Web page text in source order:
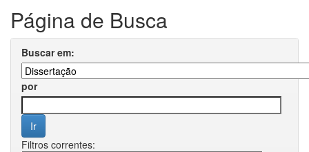
Página de Busca
Buscar em:
por
Filtros correntes: